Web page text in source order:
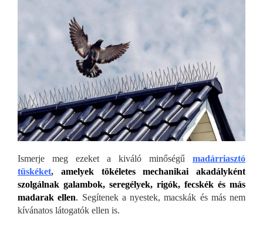
Ismerje meg ezeket a kiváló minőségű madárriasztó
tüskéket, amelyek tökéletes mechanikai akadályként
szolgálnak galambok, seregélyek, rigók, fecskék és más
madarak ellen. Segítenek a nyestek, macskák és más nem
kívánatos látogatók ellen is.